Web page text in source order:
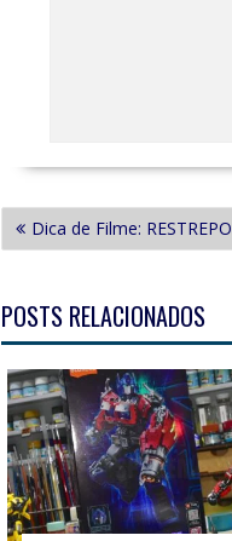
NAVEGAÇÃO
DE Dica de Filme: RESTREPO
POSTS RELACIONADOS